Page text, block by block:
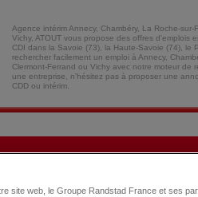
Agence intérim Annecy, Chambéry, La Roche-
Vichy, ATOUT vous propose des offres d'emplois
CDI dans la Savoie (73), la Haute-Savoie (74), le
rechercher facilement un emploi à Annecy,
Clermont-Ferrand ou Vichy avec notre moteur de
une entreprise, n'hésitez pas à proposer une
CDD ou intérim.
site web, le Groupe Randstad France et ses